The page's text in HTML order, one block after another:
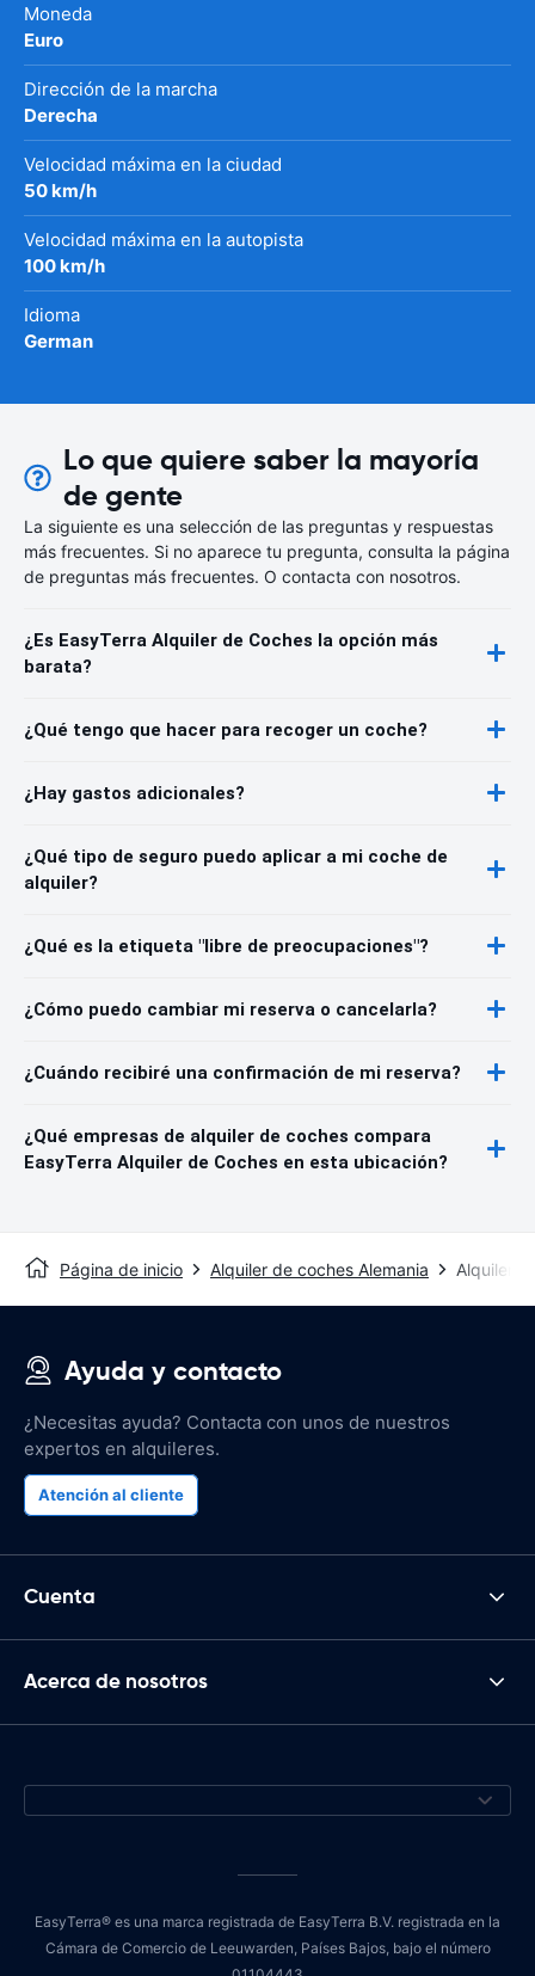
Moneda
Euro
Dirección de la marcha
Derecha
Velocidad máxima en la ciudad
50 km/h
Velocidad máxima en la autopista
100 km/h
Idioma
German
Lo que quiere saber la mayoría
de gente
La siguiente es una selección de las preguntas y respuestas
más frecuentes. Si no aparece tu pregunta, consulta la página
de preguntas más frecuentes. O contacta con nosotros.
¿Es EasyTerra Alquiler de Coches la opción más
barata?
¿Qué tengo que hacer para recoger un coche?
¿Hay gastos adicionales?
¿Qué tipo de seguro puedo aplicar a mi coche de
alquiler?
¿Qué es la etiqueta "libre de preocupaciones"?
¿Cómo puedo cambiar mi reserva o cancelarla?
¿Cuándo recibiré una confirmación de mi reserva?
¿Qué empresas de alquiler de coches compara
EasyTerra Alquiler de Coches en esta ubicación?
Página de inicio Alquiler de coches Alemania Alquiler
Ayuda y contacto
¿Necesitas ayuda? Contacta con unos de nuestros
expertos en alquileres.
Atención al cliente
Cuenta
Acerca de nosotros
EasyTerra® es una marca registrada de EasyTerra B.V. registrada en la
Cámara de Comercio de Leeuwarden, Países Bajos, bajo el número